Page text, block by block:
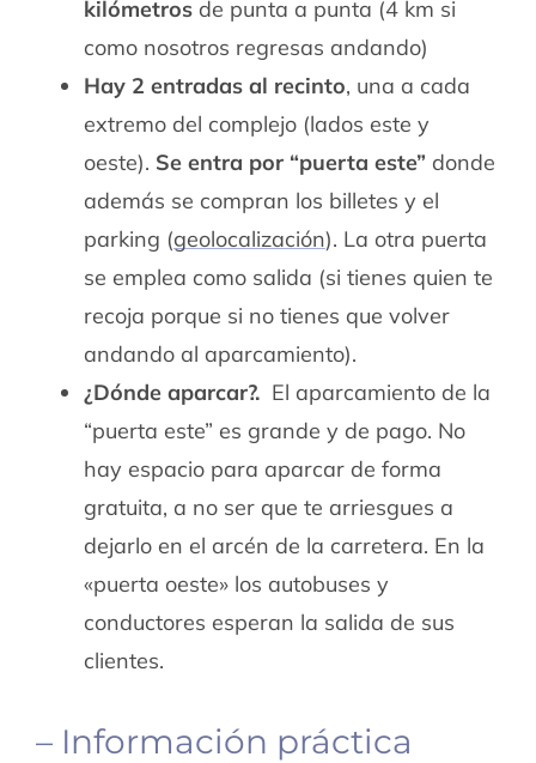
kilómetrosde punta a punta (4 km si
como nosotros regresas andando)
Hay 2 entradas al recinto, una a cada
extremo del complejo (lados este y
oeste). Se entra por “puerta este” donde
además se compran los billetes y el
parking (geolocalización). La otra puerta
se emplea como salida (si tienes quien te
recoja porque si no tienes que volver
andando al aparcamiento).
¿Dónde aparcar?.El aparcamiento de la
“puerta este” es grande y de pago. No
hay espacio para aparcar de forma
gratuita, a no ser que te arriesgues a
dejarlo en el arcén de la carretera. En la
«puerta oeste» los autobuses y
conductores esperan la salida de sus
clientes.
– Información práctica